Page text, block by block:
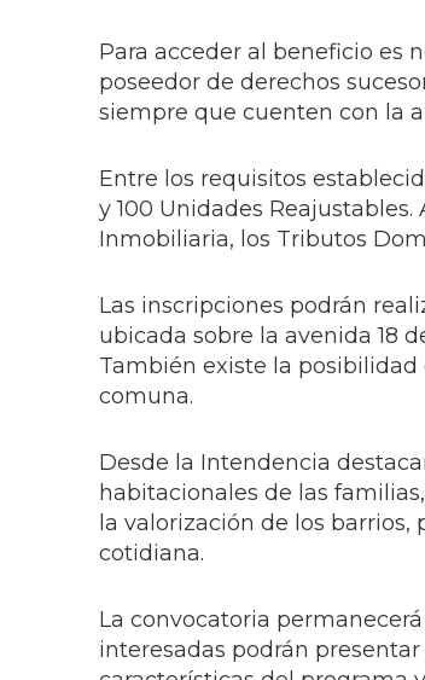
Para acceder al beneficio es
poseedor de derechos
siempre que cuenten con la
Entre los requisitos
y 100 Unidades
Inmobiliaria, los Tributos
Las inscripciones podrán
ubicada sobre la avenida 18
También existe la
comuna.
Desde la Intendencia
habitacionales de las
la valorización de los
cotidiana.
La convocatoria
interesadas podrán